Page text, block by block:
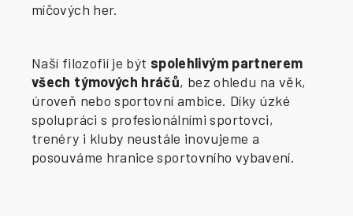
míčových her.
Naší filozofií je být spolehlivým partnerem
všech týmových hráčů, bez ohledu na věk,
úroveň nebo sportovní ambice. Díky úzké
spolupráci s profesionálními sportovci,
trenéry i kluby neustále inovujeme a
posouváme hranice sportovního vybavení.